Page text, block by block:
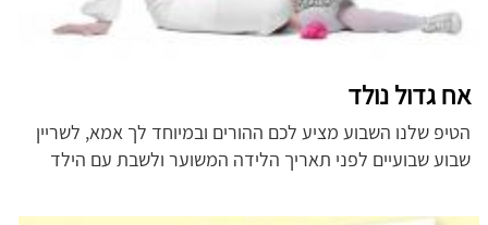
אח גדול נולד
הטיפ שלנו השבוע מציע לכם ההורים ובמיוחד לך אמא, לשריין
שבוע שבועיים לפני תאריך הלידה המשוער ולשבת עם הילד